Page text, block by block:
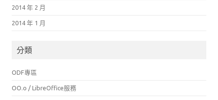
2014 年 2 月
2014 年 1 月
分類
ODF專區
OO.o / LibreOffice服務